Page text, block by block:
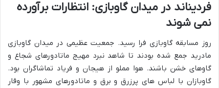
فردیناند در میدان گاوبازی: انتظارات برآورده
نمی شوند
روز مسابقه گاوبازی فرا رسید. جمعیت عظیمی در میدان گاوبازی
مادرید جمع شده بودند تا شاهد نبرد مهیج ماتادورهای شجاع و
گاوهای خشن باشند. هوا مملو از هیجان و فریاد تماشاگران بود.
گاوبازان با لباس های پرزرق و برق و ماتادورهای مشهور با وقار